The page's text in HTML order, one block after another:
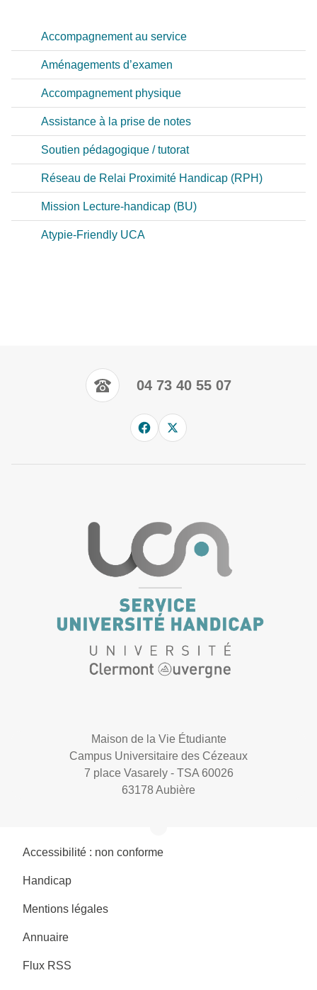
Accompagnement au service
Aménagements d’examen
Accompagnement physique
Assistance à la prise de notes
Soutien pédagogique / tutorat
Réseau de Relai Proximité Handicap (RPH)
Mission Lecture-handicap (BU)
Atypie-Friendly UCA
04 73 40 55 07
Maison de la Vie Étudiante
Campus Universitaire des Cézeaux
7 place Vasarely - TSA 60026
63178 Aubière
Accessibilité : non conforme
Handicap
Mentions légales
Annuaire
Flux RSS